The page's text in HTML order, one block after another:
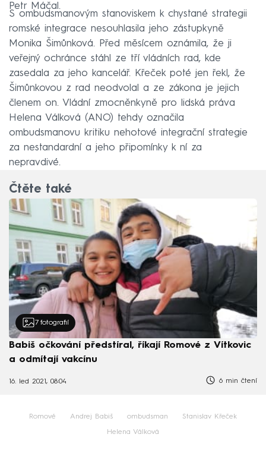
Petr Máčal.
S ombudsmanovým stanoviskem k chystané strategii
romské integrace nesouhlasila jeho zástupkyně
Monika Šimůnková. Před měsícem oznámila, že ji
veřejný ochránce stáhl ze tří vládních rad, kde
zasedala za jeho kancelář. Křeček poté jen řekl, že
Šimůnkovou z rad neodvolal a ze zákona je jejich
členem on. Vládní zmocněnkyně pro lidská práva
Helena Válková (ANO) tehdy označila
ombudsmanovu kritiku nehotové integrační strategie
za nestandardní a jeho připomínky k ní za
nepravdivé.
Čtěte také
7 fotografií
Babiš očkování předstíral, říkají Romové z Vítkovic
a odmítají vakcínu
16. led 2021, 08:04 6 min čtení
Romové Andrej Babiš ombudsman Stanislav Křeček
Helena Válková